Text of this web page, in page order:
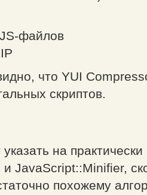
что YUI
скриптов.
на
JavaScript::Minifier,
похожему